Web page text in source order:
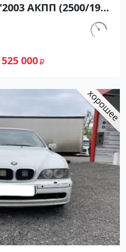
АКПП (2500/192
Анапа цвет
525000
№27339 на сайте
км.
525 000